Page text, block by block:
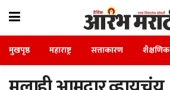
मुखपृष्ठ महाराष्ट्र सत्ताकारण शैक्षणिक